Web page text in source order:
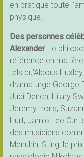
en pratique toute
physique.
Des personnes
Alexander: le
référence en
tels qu’Aldous
dramaturge George
Judi Dench, Hilary
Jeremy Irons,
Hurt, Jamie Lee
des musiciens
Menuhin, Sting, le